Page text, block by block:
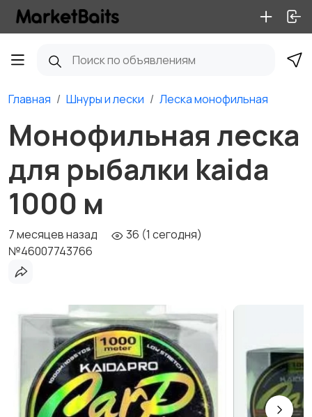
Главная Шнуры и лески Леска монофильная
Монофильная леска
для рыбалки kaida
1000 м
7 месяцев назад
36 (1 сегодня)
№46007743766